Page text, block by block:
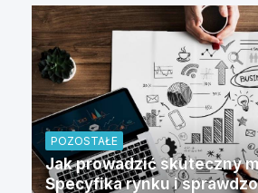
POZOSTAŁE
Jak prowadzić skuteczny
Specyfika rynku i